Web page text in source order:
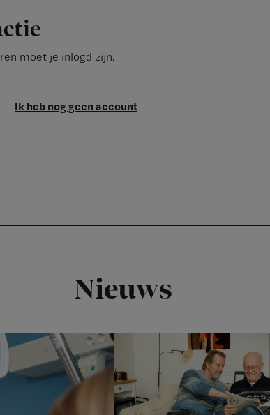
moet je inlogd zijn.
Ik heb nog geen account
Nieuws